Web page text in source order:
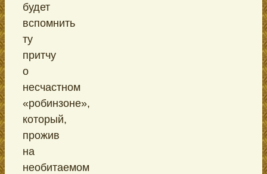
будет
вспомнить
ту
притчу
о
несчастном
«робинзоне»,
который,
прожив
на
необитаемом